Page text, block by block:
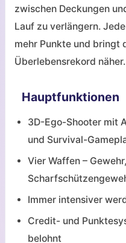
zwischen Deckungen
Lauf zu verlängern.
mehr Punkte und bringt
Überlebensrekord näher.
Hauptfunktionen
3D-Ego-Shooter mit
und Survival-
Vier Waffen –
Immer intensiver
Credit- und
belohnt